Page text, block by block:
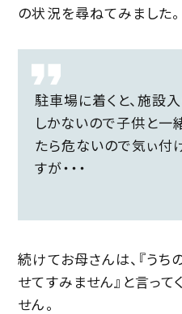
の状況を尋ねてみました。
駐車場に着くと、施設
しかないので子供と一
たら危ないので気ぃ付
すが・・・
続けてお母さんは、『うち
せてすみません』と言って
せん。